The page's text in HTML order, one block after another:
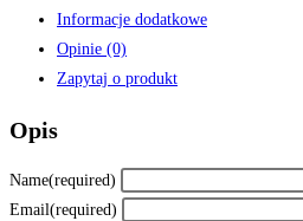
Informacje dodatkowe
Opinie (0)
Zapytaj o produkt
Opis
Name(required)
Email(required)